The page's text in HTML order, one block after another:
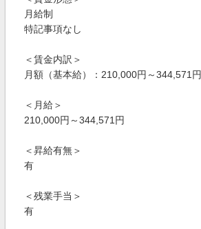
月給制
特記事項なし
＜賃金内訳＞
月額（基本給）：210,000円～344,571円
＜月給＞
210,000円～344,571円
＜昇給有無＞
有
＜残業手当＞
有